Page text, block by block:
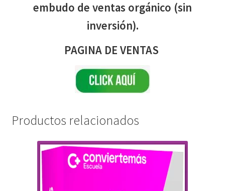
embudo de ventas orgánico (sin
inversión).
PAGINA DE VENTAS
Productos relacionados